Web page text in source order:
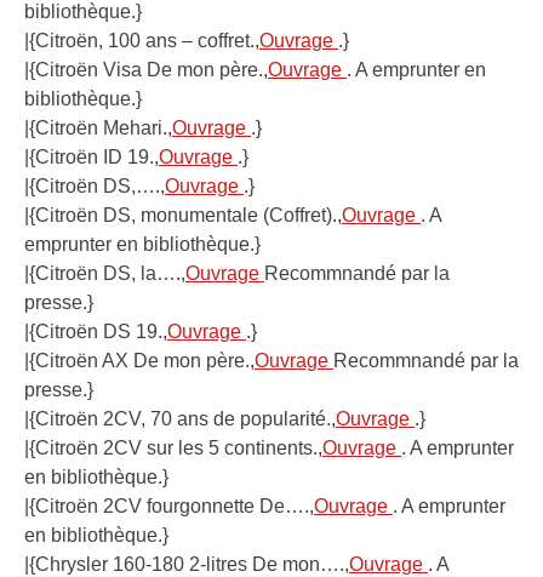
bibliothèque.}
|{Citroën, 100 ans – coffret.,Ouvrage .}
|{Citroën Visa De mon père.,Ouvrage . A emprunter en
bibliothèque.}
|{Citroën Mehari.,Ouvrage .}
|{Citroën ID 19.,Ouvrage .}
|{Citroën DS,….,Ouvrage .}
|{Citroën DS, monumentale (Coffret).,Ouvrage . A
emprunter en bibliothèque.}
|{Citroën DS, la….,Ouvrage Recommnandé par la
presse.}
|{Citroën DS 19.,Ouvrage .}
|{Citroën AX De mon père.,Ouvrage Recommnandé par la
presse.}
|{Citroën 2CV, 70 ans de popularité.,Ouvrage .}
|{Citroën 2CV sur les 5 continents.,Ouvrage . A emprunter
en bibliothèque.}
|{Citroën 2CV fourgonnette De….,Ouvrage . A emprunter
en bibliothèque.}
|{Chrysler 160-180 2-litres De mon….,Ouvrage . A